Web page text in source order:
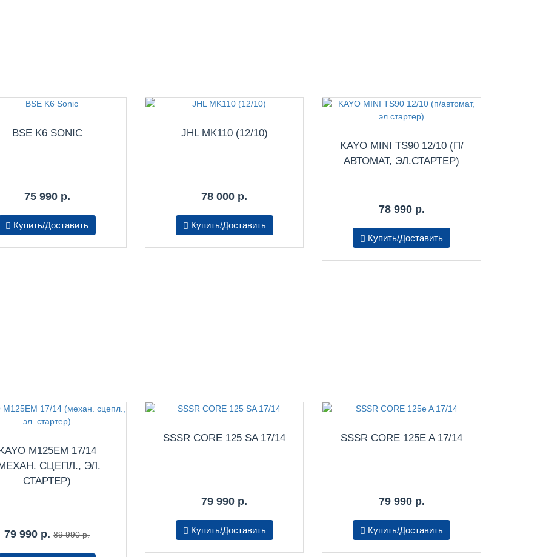
BSE K6 SONIC
75 990 р.
Купить/Доставить
JHL MK110 (12/10)
78 000 р.
Купить/Доставить
KAYO MINI TS90 12/10 (П/
АВТОМАТ, ЭЛ.СТАРТЕР)
78 990 р.
Купить/Доставить
M125EM 17/14
СЦЕПЛ., ЭЛ.
СТАРТЕР)
79 990 р. 89 990 р.
SSSR CORE 125 SA 17/14
79 990 р.
Купить/Доставить
SSSR CORE 125E A 17/14
79 990 р.
Купить/Доставить